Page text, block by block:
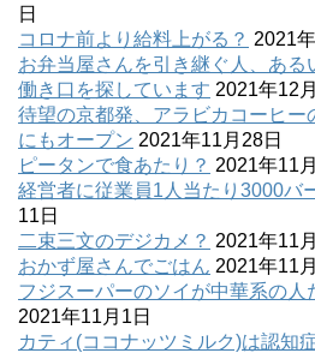
日
コロナ前より給料上がる？ 2021
お弁当屋さんを引き継ぐ人、あ
働き口を探しています 2021年12
待望の京都発、アラビカコーヒー
にもオープン 2021年11月28日
ピータンで食あたり？ 2021年11
経営者に従業員1人当たり3000バ
11日
二束三文のデジカメ？ 2021年11
おかず屋さんでごはん 2021年11
フジスーパーのソイが中華系の人
2021年11月1日
カティ(ココナッツミルク)は認知